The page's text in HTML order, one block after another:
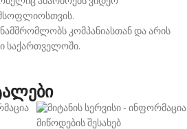
კომპანიასთან და არის
საქართველოში.